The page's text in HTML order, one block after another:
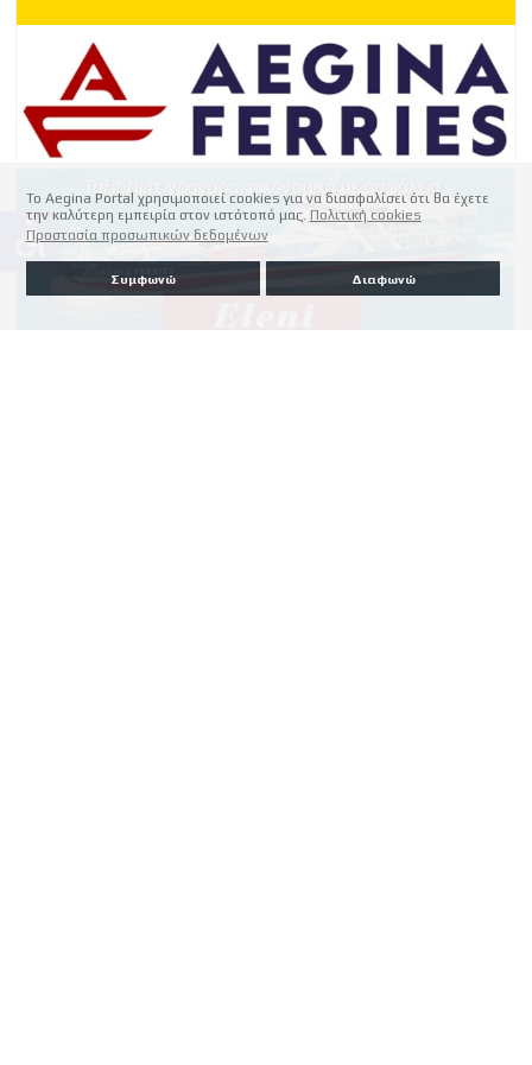
Το Aegina Portal χρησιμοποιεί cookies για να διασφαλίσει ότι θα έχετε
την καλύτερη εμπειρία στον ιστότοπό μας. Πολιτική cookies
Προστασία προσωπικών δεδομένων
Συμφωνώ Διαφωνώ
accessible